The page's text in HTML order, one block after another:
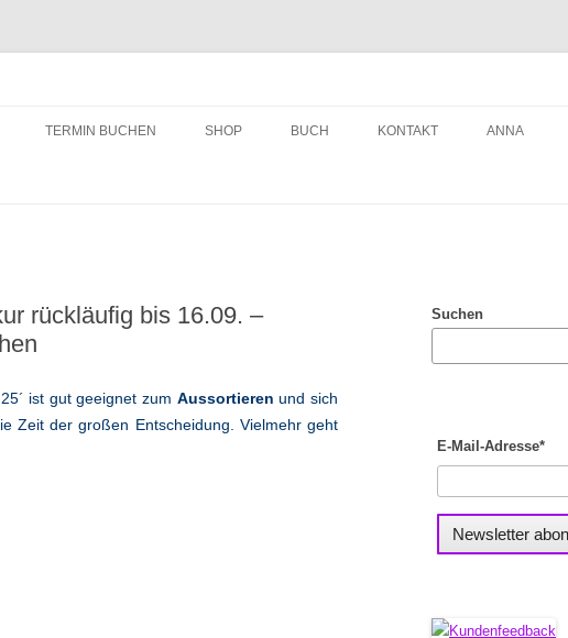
Inhalt
TERMIN BUCHEN SHOP BUCH KONTAKT ANNA
rückläufig bis 16.09. –
ist gut geeignet zum Aussortieren und sich
Zeit der großen Entscheidung. Vielmehr geht
Suchen
E-Mail-Adresse*